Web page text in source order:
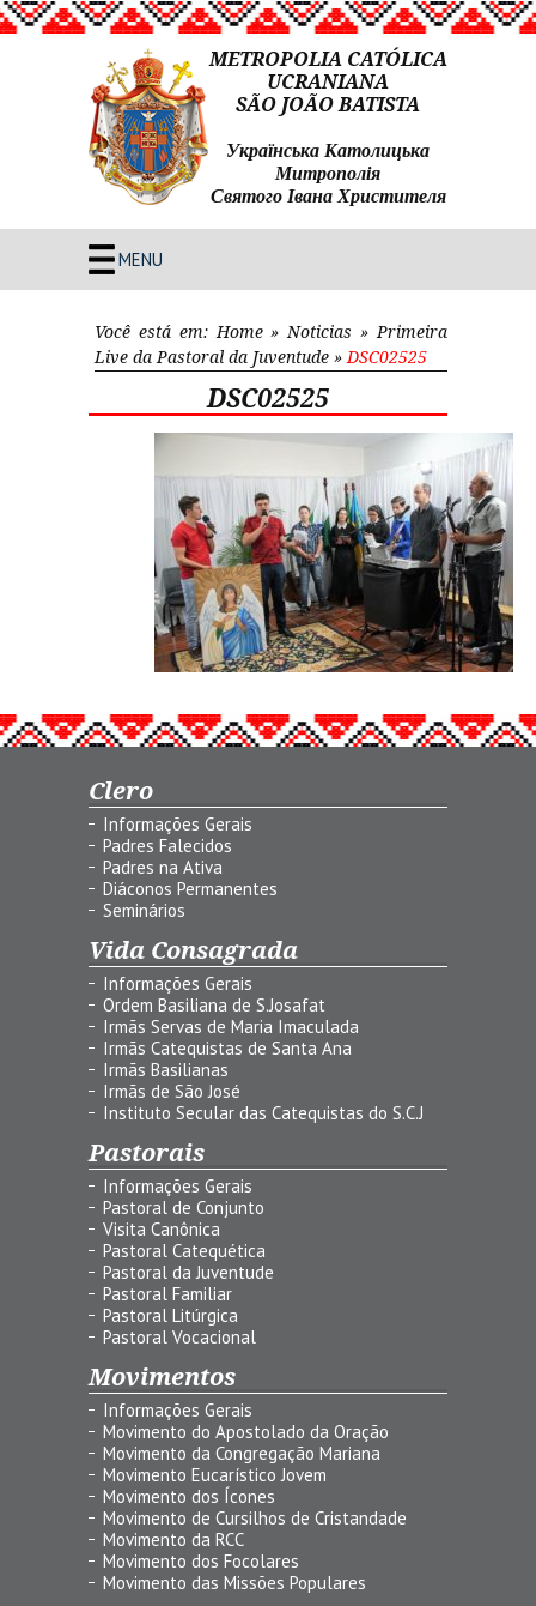
METROPOLIA CATÓLICA
UCRANIANA
SÃO JOÃO BATISTA
Українська Католицька
Митрополія
Святого Івана Христителя
MENU
Você está em: Home» Noticias » Primeira
Live da Pastoral da Juventude » DSC02525
DSC02525
Clero
Informações Gerais
Padres Falecidos
Padres na Ativa
Diáconos Permanentes
Seminários
Vida Consagrada
Informações Gerais
Ordem Basiliana de S.Josafat
Irmãs Servas de Maria Imaculada
Irmãs Catequistas de Santa Ana
Irmãs Basilianas
Irmãs de São José
Instituto Secular das Catequistas do S.C.J
Pastorais
Informações Gerais
Pastoral de Conjunto
Visita Canônica
Pastoral Catequética
Pastoral da Juventude
Pastoral Familiar
Pastoral Litúrgica
Pastoral Vocacional
Movimentos
Informações Gerais
Movimento do Apostolado da Oração
Movimento da Congregação Mariana
Movimento Eucarístico Jovem
Movimento dos Ícones
Movimento de Cursilhos de Cristandade
Movimento da RCC
Movimento dos Focolares
Movimento das Missões Populares